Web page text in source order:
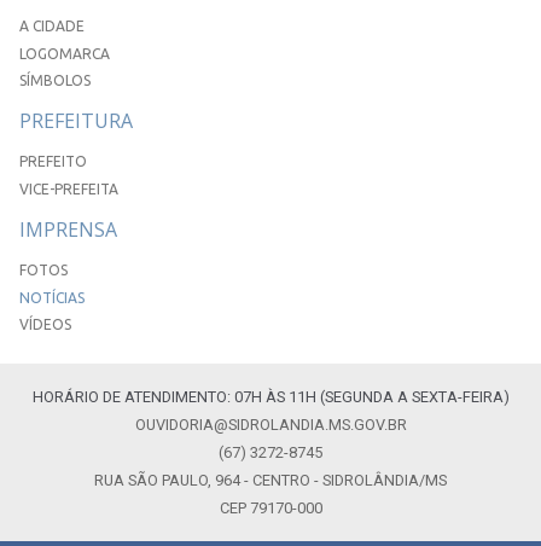
A CIDADE
LOGOMARCA
SÍMBOLOS
PREFEITURA
PREFEITO
VICE-PREFEITA
IMPRENSA
FOTOS
NOTÍCIAS
VÍDEOS
HORÁRIO DE ATENDIMENTO: 07H ÀS 11H (SEGUNDA A SEXTA-FEIRA)
OUVIDORIA@SIDROLANDIA.MS.GOV.BR
(67) 3272-8745
RUA SÃO PAULO, 964 - CENTRO - SIDROLÂNDIA/MS
CEP 79170-000